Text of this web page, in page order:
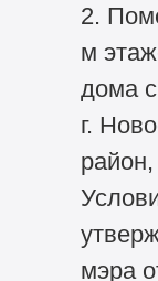
2.
м
дома
г.
мэра